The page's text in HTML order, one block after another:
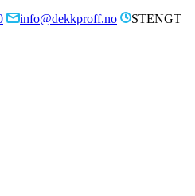
info@dekkproff.no
STENGT